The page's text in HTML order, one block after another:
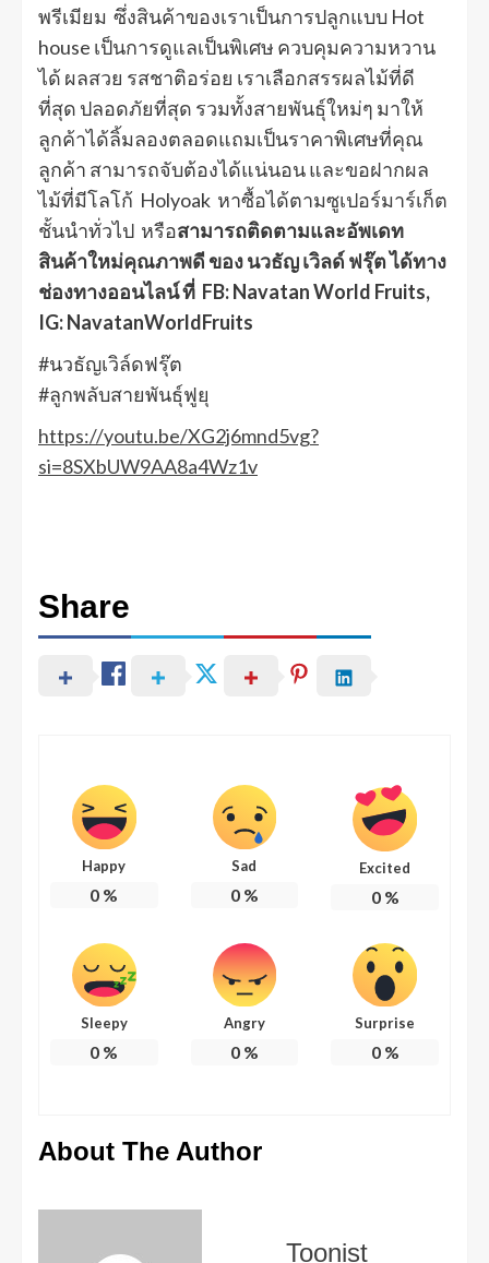
พรีเมียม ซึ่งสินค้าของเราเป็นการปลูกแบบ Hot
house เป็นการดูแลเป็นพิเศษ ควบคุมความหวาน
ได้ ผลสวย รสชาติอร่อย เราเลือกสรรผลไม้ที่ดี
ที่สุด ปลอดภัยที่สุด รวมทั้งสายพันธุ์ใหม่ๆ มาให้
ลูกค้าได้ลิ้มลองตลอดแถมเป็นราคาพิเศษที่คุณ
ลูกค้า สามารถจับต้องได้แน่นอน และขอฝากผล
ไม้ที่มีโลโก้ Holyoak หาซื้อได้ตามซูเปอร์มาร์เก็ต
ชั้นนำทั่วไป หรือสามารถติดตามและอัพเดท
สินค้าใหม่คุณภาพดี ของ นวธัญ เวิลด์ ฟรุ๊ต ได้ทาง
ช่องทางออนไลน์ ที่ FB: Navatan World Fruits,
IG: NavatanWorldFruits
#นวธัญเวิล์ดฟรุ๊ต
#ลูกพลับสายพันธุ์ฟูยุ
https://youtu.be/XG2j6mnd5vg?
si=8SXbUW9AA8a4Wz1v
Share
Happy
0 %
Sad
0%
Excited
0%
Sleepy
0 %
Angry
0%
Surprise
0%
About The Author
Toonist